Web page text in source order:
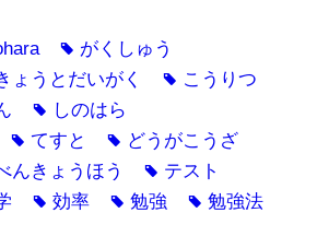
tag がくしゅう
ょうとだいがく tag こうりつ
tag しのはら
tag てすと tag どうがこうざ
んきょうほう tag テスト
tag効率 tag勉強 tag勉強法